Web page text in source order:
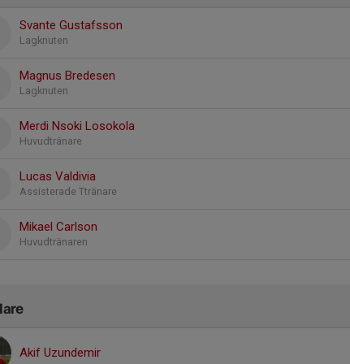
Svante Gustafsson
Lagknuten
Magnus Bredesen
Lagknuten
Merdi Nsoki Losokola
Huvudtränare
Lucas Valdivia
Assisterade Ttränare
Mikael Carlson
Huvudtränaren
Akif Uzundemir